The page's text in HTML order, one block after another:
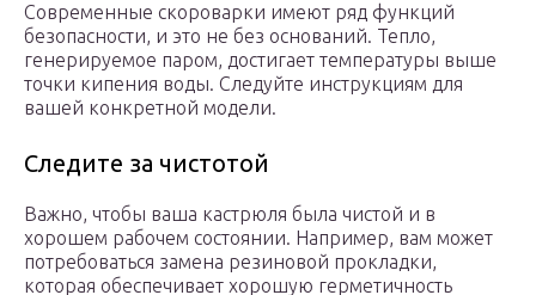
Современные скороварки имеют ряд функций
безопасности, и это не без оснований. Тепло,
генерируемое паром, достигает температуры выше
точки кипения воды. Следуйте инструкциям для
вашей конкретной модели.
Следите за чистотой
Важно, чтобы ваша кастрюля была чистой и в
хорошем рабочем состоянии. Например, вам может
потребоваться замена резиновой прокладки,
которая обеспечивает хорошую герметичность